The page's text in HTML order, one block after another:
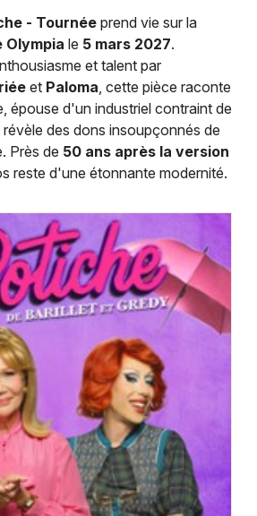
Je m'abonne
- Tournée prend vie sur la
Olympia le 5 mars 2027.
et talent par
et Paloma, cette pièce raconte
épouse d'un industriel contraint de
des dons insoupçonnés de
Près de 50 ans après la version
reste d'une étonnante modernité.